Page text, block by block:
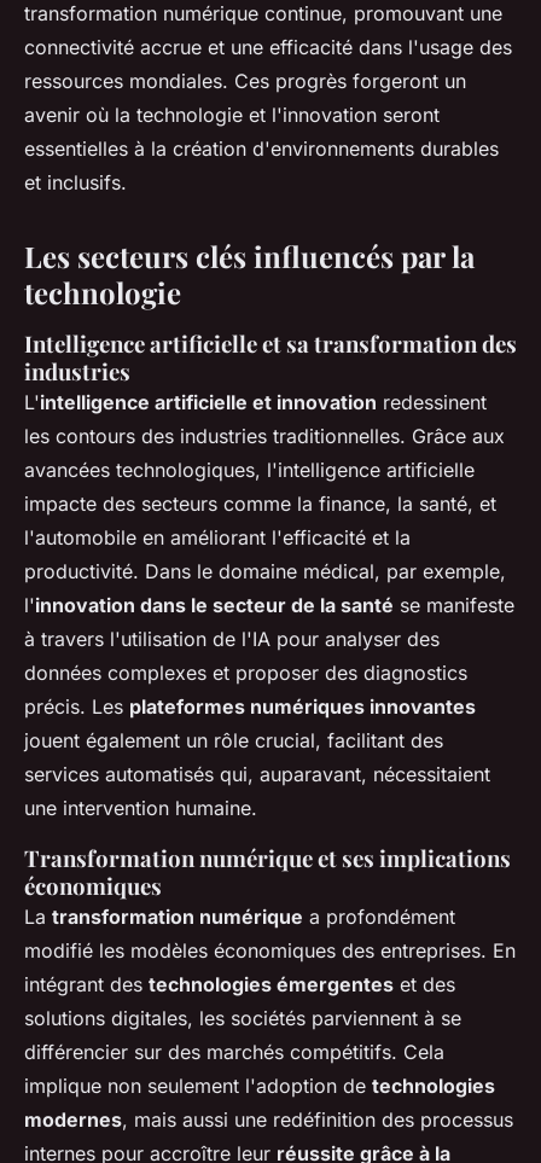
transformation numérique continue, promouvant une
connectivité accrue et une efficacité dans l'usage des
ressources mondiales. Ces progrès forgeront un
avenir où la technologie et l'innovation seront
essentielles à la création d'environnements durables
et inclusifs.
Les secteurs clés influencés par la
technologie
Intelligence artificielle et sa transformation des
industries
L'intelligence artificielle et innovation redessinent
les contours des industries traditionnelles. Grâce aux
avancées technologiques, l'intelligence artificielle
impacte des secteurs comme la finance, la santé, et
l'automobile en améliorant l'efficacité et la
productivité. Dans le domaine médical, par exemple,
l'innovation dans le secteur de la santé se manifeste
à travers l'utilisation de l'IA pour analyser des
données complexes et proposer des diagnostics
précis. Les plateformes numériques innovantes
jouent également un rôle crucial, facilitant des
services automatisés qui, auparavant, nécessitaient
une intervention humaine.
Transformation numérique et ses implications
économiques
La transformation numérique a profondément
modifié les modèles économiques des entreprises. En
intégrant des technologies émergentes et des
solutions digitales, les sociétés parviennent à se
différencier sur des marchés compétitifs. Cela
implique non seulement l'adoption de technologies
modernes, mais aussi une redéfinition des processus
internes pour accroître leur réussite grâce à la